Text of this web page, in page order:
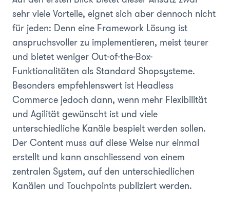
sehr viele Vorteile, eignet sich aber dennoch nicht
für jeden: Denn eine Framework Lösung ist
anspruchsvoller zu implementieren, meist teurer
und bietet weniger Out-of-the-Box-
Funktionalitäten als Standard Shopsysteme.
Besonders empfehlenswert ist Headless
Commerce jedoch dann, wenn mehr Flexibilität
und Agilität gewünscht ist und viele
unterschiedliche Kanäle bespielt werden sollen.
Der Content muss auf diese Weise nur einmal
erstellt und kann anschliessend von einem
zentralen System, auf den unterschiedlichen
Kanälen und Touchpoints publiziert werden.